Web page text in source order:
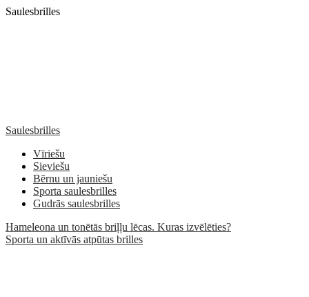
Saulesbrilles
Saulesbrilles
Vīriešu
Sieviešu
Bērnu un jauniešu
Sporta saulesbrilles
Gudrās saulesbrilles
Hameleona un tonētās briļļu lēcas. Kuras izvēlēties?
Sporta un aktīvās atpūtas brilles